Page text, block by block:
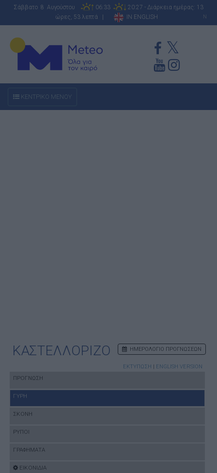
Σάββατο 8 Αυγούστου 06:33
20:27 - Διάρκεια ημέρας: 13
ώρες, 53 λεπτά |
IN ENGLISH N
ΚΕΝΤΡΙΚΟ ΜΕΝΟΥ
ΚΑΣΤΕΛΛΟΡΙΖΟ ΗΜΕΡΟΛΟΓΙΟ ΠΡΟΓΝΩΣΕΩΝ
ΕΚΤΥΠΩΣΗ | ENGLISH VERSION
ΠΡΟΓΝΩΣΗ
ΓΥΡΗ
ΣΚΟΝΗ
ΡΥΠΟΙ
ΓΡΑΦΗΜΑΤΑ
ΕΙΚΟΝΙΔΙΑ